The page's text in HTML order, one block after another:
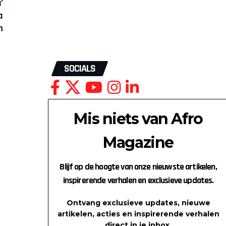
SOCIALS
Mis niets van Afro
Magazine
Blijf op de hoogte van onze nieuwste artikelen,
inspirerende verhalen en exclusieve updates.
Ontvang exclusieve updates, nieuwe
artikelen, acties en inspirerende verhalen